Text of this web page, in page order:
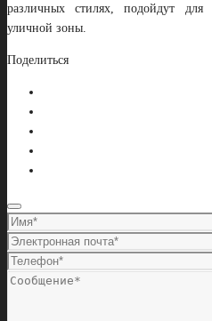
различных стилях, подойдут для
уличной зоны.
Поделиться